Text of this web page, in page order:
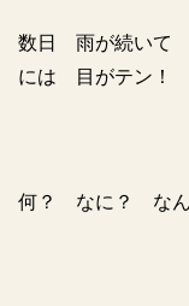
数日 雨が続いて
には 目がテン！
何？ なに？ なん